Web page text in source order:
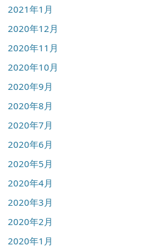
2021年1月
2020年12月
2020年11月
2020年10月
2020年9月
2020年8月
2020年7月
2020年6月
2020年5月
2020年4月
2020年3月
2020年2月
2020年1月